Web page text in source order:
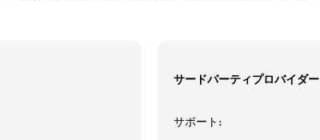
サードパーティプロバイダー
サポート: